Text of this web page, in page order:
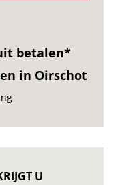
betalen*
in Oirschot
U